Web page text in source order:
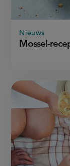
Mossel-
Nieuws